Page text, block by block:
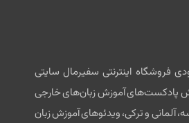
فروشگاه اینترنتی سفیرمال سایتی
پادکست‌های آموزش زبان‌های خارجی
آلمانی و ترکی، ویدئوهای آموزش زبان